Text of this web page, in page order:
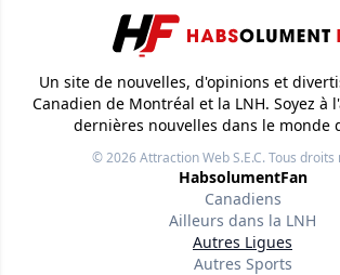
Un site de nouvelles, d'opinions et
Canadien de Montréal et la LNH. Soyez à
dernières nouvelles dans le monde
© 2026Attraction Web S.E.C.Tous droits
HabsolumentFan
Canadiens
Ailleurs dans la LNH
Autres Ligues
Autres Sports